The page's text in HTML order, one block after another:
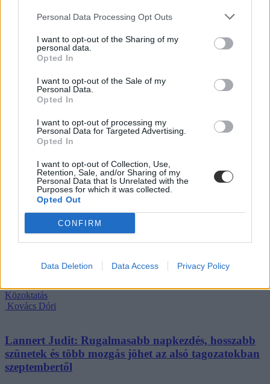
Personal Data Processing Opt Outs
I want to opt-out of the Sharing of my
personal data.
Opted In
I want to opt-out of the Sale of my
Personal Data.
Opted In
I want to opt-out of processing my
Personal Data for Targeted Advertising.
Opted In
I want to opt-out of Collection, Use,
Retention, Sale, and/or Sharing of my
Personal Data that Is Unrelated with the
Purposes for which it was collected.
Opted Out
CONFIRM
Data Deletion Data Access Privacy Policy
Közoktatás
Kurucz-Gáspár Tünde
Dolgoznának az egyetem mellett, mégsem
vállalhatnak diákmunkát – több mint százezer
„Szinte bárhol voltam állásinterjún, mikor megtudták, hogy levelező
tagozatos hallgató vagyok, egyből húzni kezdték a szájukat” –
számolt be tapasztalatairól az Eduline-nak egy egyetemista. Példája
azonban korántsem egyedi: több levelezős hallgató számolt be
hasonló nehézségekről.
Campus life
Kovács Dóri
Eltörölnék a 45 perces iskola-előkészítőt, újra az
óvodák dönthetnének az iskolaérettségről
Megszűnhet a 45 perces iskola-előkészítő foglalkozás, újra az
óvodák dönthetnének az iskolaérettségről, és az oviKRÉTA is
Oktatási és Gyermekügyi Minisztériumnak a Magyar
Közoktatás
Kovács Dóri
Lannert Judit: Rugalmasabb napkezdés, hosszabb
szünetek és több mozgás jöhet az alsó tagozatokban
szeptembertől